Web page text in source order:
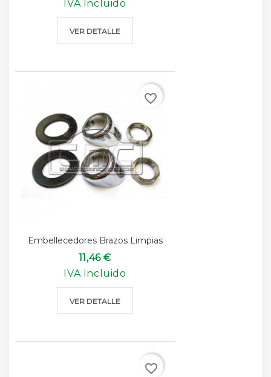
IVA Incluido
VER DETALLE
Embellecedores Brazos Limpias
11,46 €
IVA Incluido
VER DETALLE
favorite_border
favorite_border